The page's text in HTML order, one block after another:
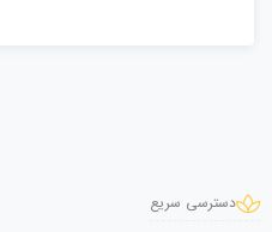
دسترسی سریع